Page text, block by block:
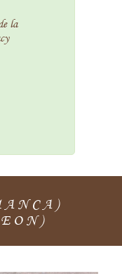
la